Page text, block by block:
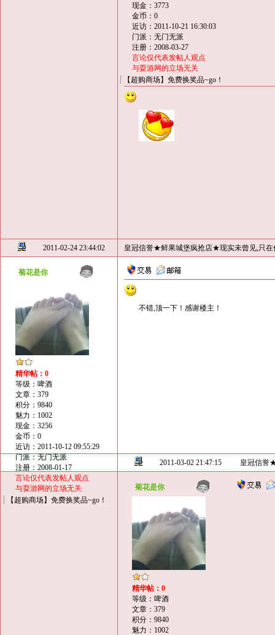
现金：3773
金币：0
近访：2011-10-21 16:30:03
门派：无门无派
注册：2008-03-27
言论仅代表发帖人观点
与耍游网的立场无关
【超购商场】免费换奖品~go！
2011-02-24 23:44:02 皇冠信誉★鲜果城堡疯抢店★现实未曾见,只在
菊花是你
精华帖：0
等级：啤酒
文章：379
积分：9840
魅力：1002
现金：3256
金币：0
近访：2011-10-12 09:55:29
门派：无门无派
注册：2008-01-17
言论仅代表发帖人观点
与耍游网的立场无关
【超购商场】免费换奖品~go！
不错,顶一下！感谢楼主！
2011-03-02 21:47:15 皇冠信誉
菊花是你
精华帖：0
等级：啤酒
文章：379
积分：9840
魅力：1002